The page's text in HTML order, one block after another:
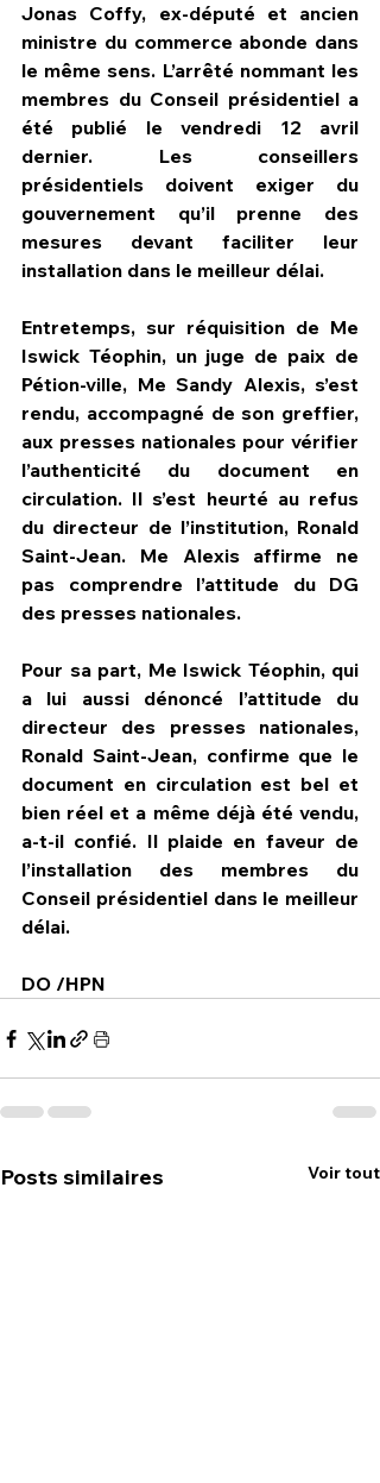
Jonas Coffy, ex-député et ancien
ministre du commerce abonde dans
le même sens. L’arrêté nommant les
membres du Conseil présidentiel a
été publié le vendredi 12 avril
dernier. Les conseillers
présidentiels doivent exiger du
gouvernement qu’il prenne des
mesures devant faciliter leur
installation dans le meilleur délai.
Entretemps, sur réquisition de Me
Iswick Téophin, un juge de paix de
Pétion-ville, Me Sandy Alexis, s’est
rendu, accompagné de son greffier,
aux presses nationales pour vérifier
l’authenticité du document en
circulation. Il s’est heurté au refus
du directeur de l’institution, Ronald
Saint-Jean. Me Alexis affirme ne
pas comprendre l’attitude du DG
des presses nationales.
Pour sa part, Me Iswick Téophin, qui
a lui aussi dénoncé l’attitude du
directeur des presses nationales,
Ronald Saint-Jean, confirme que le
document en circulation est bel et
bien réel et a même déjà été vendu,
a-t-il confié. Il plaide en faveur de
l’installation des membres du
Conseil présidentiel dans le meilleur
délai.
DO /HPN
Posts similaires Voir tout